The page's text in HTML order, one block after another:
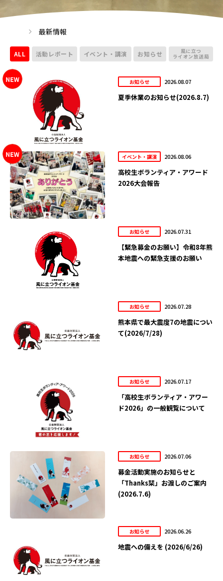
最新情報
ALL 活動レポート イベント・講演 お知らせ 風に立つ
ライオン放送局
お知らせ 2026.08.07
夏季休業のお知らせ(2026.8.7)
イベント・講演 2026.08.06
高校生ボランティア・アワード
2026大会報告
お知らせ 2026.07.31
【緊急募金のお願い】令和8年熊
本地震への緊急支援のお願い
お知らせ 2026.07.28
熊本県で最大震度7の地震につい
て(2026/7/28)
お知らせ 2026.07.17
「高校生ボランティア・アワー
ド2026」の一般観覧について
お知らせ 2026.07.06
募金活動実施のお知らせと
「Thanks栞」お渡しのご案内
(2026.7.6)
お知らせ 2026.06.26
地震への備えを (2026/6/26)